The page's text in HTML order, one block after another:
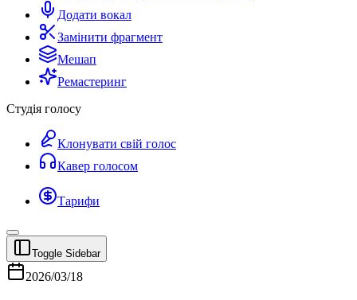
Додати вокал
Замінити фрагмент
Мешап
Ремастеринг
Студія голосу
Клонувати свій голос
Кавер голосом
Тарифи
Toggle Sidebar
2026/03/18